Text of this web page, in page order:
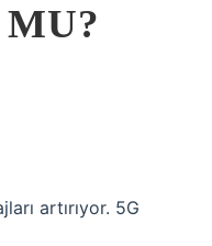
artırıyor. 5G